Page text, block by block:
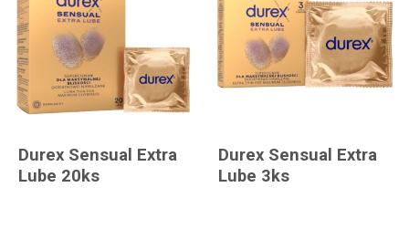
Durex Sensual Extra
Lube 20ks
Durex Sensual Extra
Lube 3ks